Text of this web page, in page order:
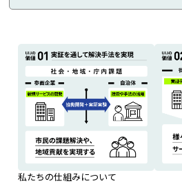
私たちの仕組みについて